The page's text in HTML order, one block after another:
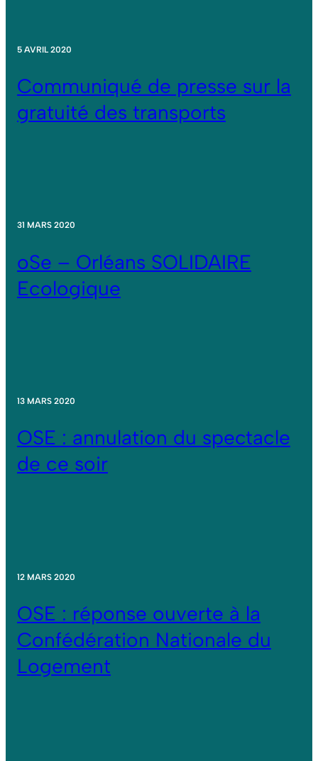
5 AVRIL 2020
Communiqué de presse sur la
gratuité des transports
31 MARS 2020
oSe – Orléans SOLIDAIRE
Ecologique
13 MARS 2020
OSE : annulation du spectacle
de ce soir
12 MARS 2020
OSE : réponse ouverte à la
Confédération Nationale du
Logement